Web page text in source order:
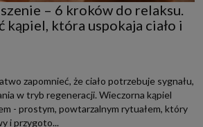
– 6 kroków do relaksu.
kąpiel, która uspokaja ciało i
zapomnieć, że ciało potrzebuje sygnału,
w tryb regeneracji. Wieczorna kąpiel
- prostym, powtarzalnym rytuałem, który
i przygoto...